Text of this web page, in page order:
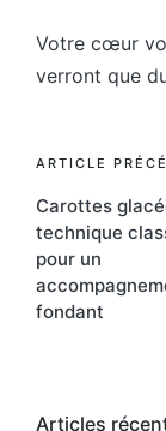
Votre cœur
verront que
Post
ARTICLE
Carottes
technique
pour un
fondant
Articles